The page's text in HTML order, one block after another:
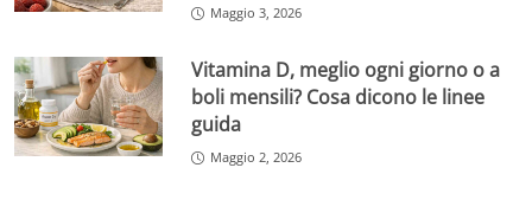
Maggio 3, 2026
Vitamina D, meglio ogni giorno o a
boli mensili? Cosa dicono le linee
guida
Maggio 2, 2026